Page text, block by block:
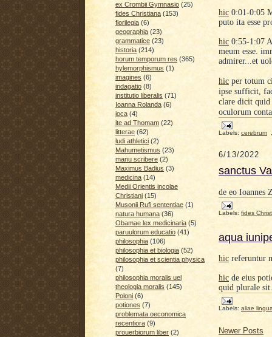
ex Crombii Gymnasio (25)
fides Christiana (153)
florilegia (6)
geographia (23)
grammatice (23)
historia (214)
horum temporum res (365)
hylemorphismus (1)
imagines (6)
indagatio (8)
institutio liberalis (71)
Ioanna Rolanda (6)
ioca (4)
ite ad Thomam (22)
litterae (62)
ludi athletici (2)
Mahumetismus (23)
manu scribere (2)
Maximus Badius (3)
medicina (14)
Medii Orientis incolae
Christiani (15)
Musonii Rufi sententiae (1)
natura humana (36)
Obamae lex medicinaria (5)
paruulorum educatio (41)
philosophia (106)
philosophia et biologia (52)
philosophia et scientia physica
(7)
philosophia moralis uel
theologia moralis (145)
Poloni (6)
potiones (7)
problemata oeconomica
recentiora (9)
prouerbiorum liber (2)
hic 0:01-0:05
puto ita esse
hic 0:55-1:07
meum esse.
admirer...et
hic per totum
ipse sufficit,
clare dicit quid
oculorum
Labels: cerebrum
6/13/2022
sanctus
de eo Ioannes
Labels: fides
aqua
hic referuntur
hic de eius
quid plurale sit.
Labels: aliae
Newer Posts